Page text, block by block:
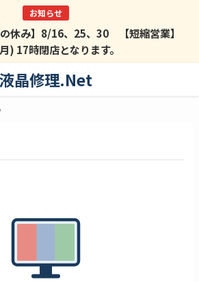
の休み】8/16、25、30 【短縮営業】
) 17時閉店となります。
液晶修理.Net